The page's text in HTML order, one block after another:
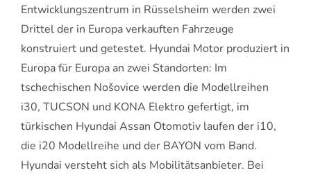
Entwicklungszentrum in Rüsselsheim werden zwei
Drittel der in Europa verkauften Fahrzeuge
konstruiert und getestet. Hyundai Motor produziert in
Europa für Europa an zwei Standorten: Im
tschechischen Nošovice werden die Modellreihen
i30, TUCSON und KONA Elektro gefertigt, im
türkischen Hyundai Assan Otomotiv laufen der i10,
die i20 Modellreihe und der BAYON vom Band.
Hyundai versteht sich als Mobilitätsanbieter. Bei